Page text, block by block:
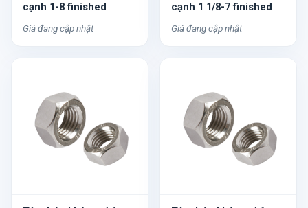
cạnh 1-8 finished
Giá đang cập nhật
cạnh 1 1/8-7 finished
Giá đang cập nhật